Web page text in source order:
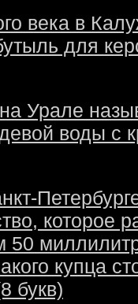
века в
для
Урале
воды с
которое
50
купца
букв)